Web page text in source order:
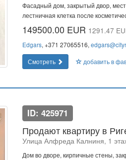
Фасадный дом, закрытый двор,
лестничная клетка после
149500.00 EUR 1291.47
Edgars, +371 27065516,
Смотреть
добавить в
ID: 425971
Продают квартиру в
Улица Алфреда Калниня, 1
Дом во дворе, кирпичные стены,